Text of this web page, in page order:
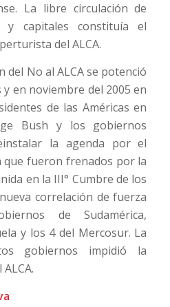
La libre circulación de
y capitales constituía el
del ALCA.
del No al ALCA se potenció
en noviembre del 2005 en
de las Américas en
Bush y los gobiernos
la agenda por el
que fueron frenados por la
en la III° Cumbre de los
correlación de fuerza
de Sudamérica,
y los 4 del Mercosur. La
gobiernos impidió la